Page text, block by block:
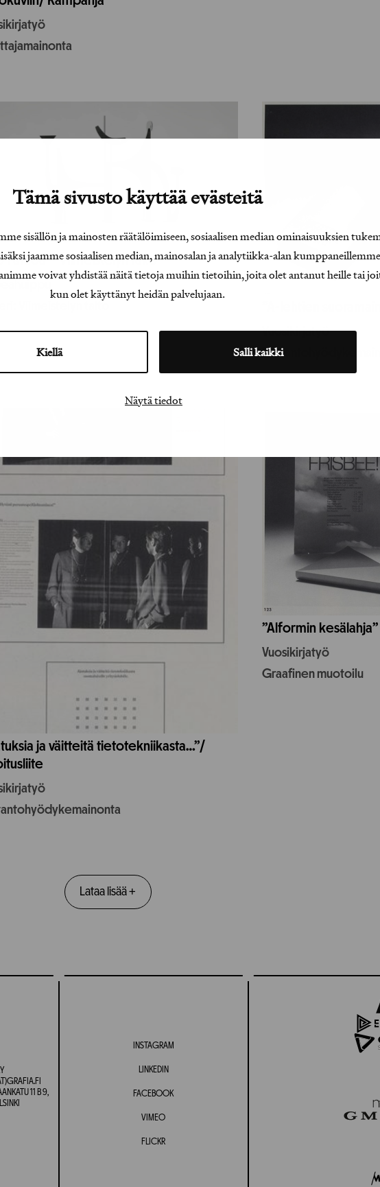
Tämä sivusto käyttää evästeitä
sisällön ja mainosten räätälöimiseen, sosiaalisen median ominaisuuksien
jaamme sosiaalisen median, mainosalan ja analytiikka-alan
voivat yhdistää näitä tietoja muihin tietoihin, joita olet antanut heille tai
kun olet käyttänyt heidän palvelujaan.
Kiellä Salli kaikki
Näytä tiedot
Paraoa – Viimeistelyn taito
Vuosikirjatyö
ja väitteitä tietotekniikasta…”/
”Alformin kesälahja”
Vuosikirjatyö
Graafinen muotoilu
Lataa lisää+
11 B 9,
INSTAGRAM
LINKEDIN
FACEBOOK
VIMEO
FLICKR